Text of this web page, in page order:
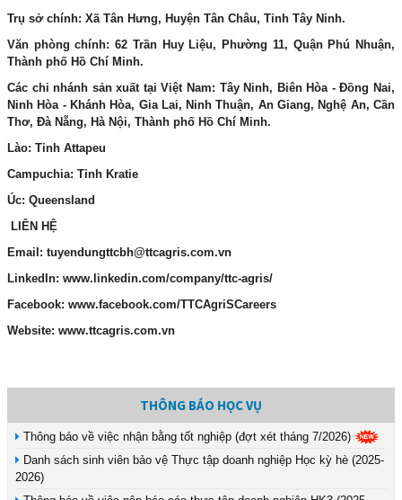
Trụ sở chính: Xã Tân Hưng, Huyện Tân Châu, Tỉnh Tây Ninh.
Văn phòng chính: 62 Trần Huy Liệu, Phường 11, Quận Phú Nhuận,
Thành phố Hồ Chí Minh.
Các chi nhánh sản xuất tại Việt Nam: Tây Ninh, Biên Hòa - Đồng Nai,
Ninh Hòa - Khánh Hòa, Gia Lai, Ninh Thuận, An Giang, Nghệ An, Cần
Thơ, Đà Nẵng, Hà Nội, Thành phố Hồ Chí Minh.
Lào: Tỉnh Attapeu
Campuchia: Tỉnh Kratie
Úc: Queensland
LIÊN HỆ
Email: tuyendungttcbh@ttcagris.com.vn
LinkedIn: www.linkedin.com/company/ttc-agris/
Facebook: www.facebook.com/TTCAgriSCareers
Website: www.ttcagris.com.vn
THÔNG BÁO HỌC VỤ
Thông báo về việc nhận bằng tốt nghiệp (đợt xét tháng 7/2026)
Danh sách sinh viên bảo vệ Thực tập doanh nghiệp Học kỳ hè (2025-
2026)